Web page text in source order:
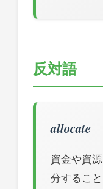
反対語
allocate
資金や資
分するこ